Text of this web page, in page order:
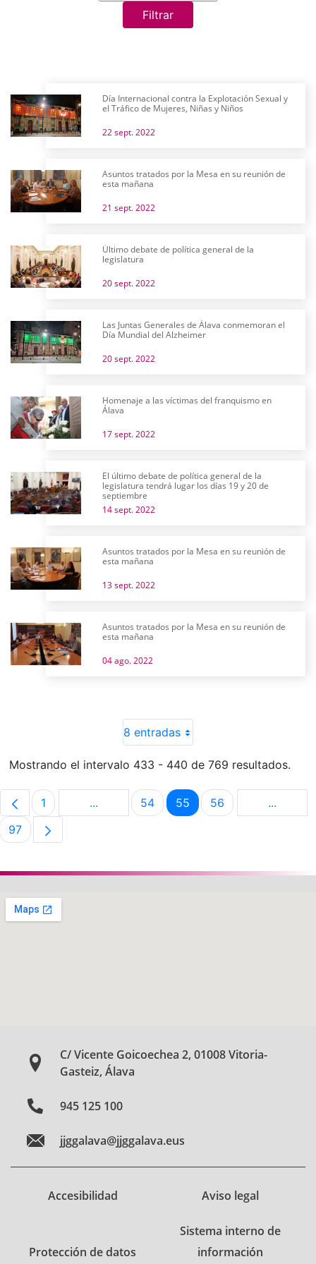
Filtrar
Día Internacional contra la Explotación Sexual y
el Tráfico de Mujeres, Niñas y Niños
22 sept. 2022
Asuntos tratados por la Mesa en su reunión de
esta mañana
21 sept. 2022
Último debate de política general de la
legislatura
20 sept. 2022
Las Juntas Generales de Álava conmemoran el
Día Mundial del Alzheimer
20 sept. 2022
Homenaje a las víctimas del franquismo en
Álava
17 sept. 2022
El último debate de política general de la
legislatura tendrá lugar los días 19 y 20 de
septiembre
14 sept. 2022
Asuntos tratados por la Mesa en su reunión de
esta mañana
13 sept. 2022
Asuntos tratados por la Mesa en su reunión de
esta mañana
04 ago. 2022
8 entradas
Mostrando el intervalo 433 - 440 de 769 resultados.
Página
1 ...Páginas intermedias Use TAB para
Página
54 Página
55 Página
56 ...
Página
97
C/ Vicente Goicoechea 2, 01008 Vitoria-
Gasteiz, Álava
945 125 100
jjggalava@jjggalava.eus
Accesibilidad Aviso legal
Protección de datos
Sistema interno de
información